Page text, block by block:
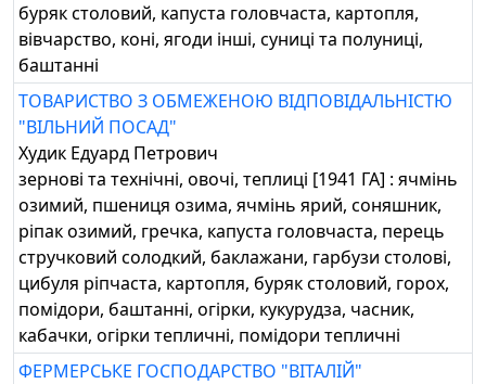
буряк столовий, капуста головчаста, картопля,
вівчарство, коні, ягоди інші, суниці та полуниці,
баштанні
ТОВАРИСТВО З ОБМЕЖЕНОЮ ВІДПОВІДАЛЬНІСТЮ
"ВІЛЬНИЙ ПОСАД"
Худик Едуард Петрович
зернові та технічні, овочі, теплиці [1941 ГА] : ячмінь
озимий, пшениця озима, ячмінь ярий, соняшник,
ріпак озимий, гречка, капуста головчаста, перець
стручковий солодкий, баклажани, гарбузи столові,
цибуля ріпчаста, картопля, буряк столовий, горох,
помідори, баштанні, огірки, кукурудза, часник,
кабачки, огірки тепличні, помідори тепличні
ФЕРМЕРСЬКЕ ГОСПОДАРСТВО "ВІТАЛІЙ"